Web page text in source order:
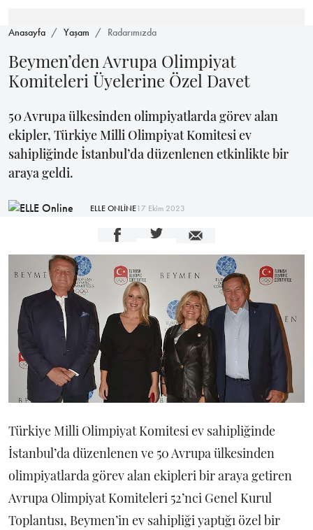
Anasayfa Yaşam Radarımızda
Beymen’den Avrupa Olimpiyat
Komiteleri Üyelerine Özel Davet
50 Avrupa ülkesinden olimpiyatlarda görev alan
ekipler, Türkiye Milli Olimpiyat Komitesi ev
sahipliğinde İstanbul’da düzenlenen etkinlikte bir
araya geldi.
ELLE ONLİNE17 Ekim 2023
Türkiye Milli Olimpiyat Komitesi ev sahipliğinde
İstanbul’da düzenlenen ve 50 Avrupa ülkesinden
olimpiyatlarda görev alan ekipleri bir araya getiren
Avrupa Olimpiyat Komiteleri 52’nci Genel Kurul
Toplantısı, Beymen’in ev sahipliği yaptığı özel bir